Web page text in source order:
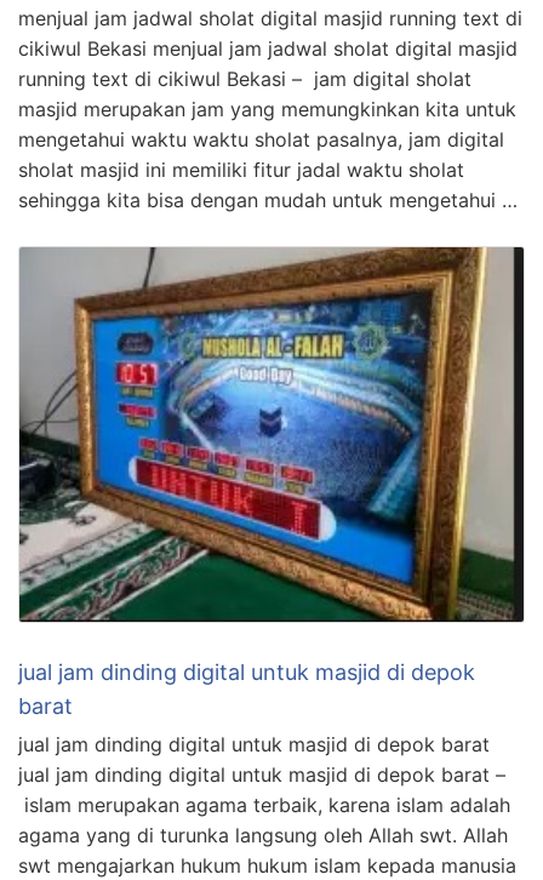
menjual jam jadwal sholat digital masjid running text di
cikiwul Bekasi menjual jam jadwal sholat digital masjid
running text di cikiwul Bekasi – jam digital sholat
masjid merupakan jam yang memungkinkan kita untuk
mengetahui waktu waktu sholat pasalnya, jam digital
sholat masjid ini memiliki fitur jadal waktu sholat
sehingga kita bisa dengan mudah untuk mengetahui …
jual jam dinding digital untuk masjid di depok
barat
jual jam dinding digital untuk masjid di depok barat
jual jam dinding digital untuk masjid di depok barat –
islam merupakan agama terbaik, karena islam adalah
agama yang di turunka langsung oleh Allah swt. Allah
swt mengajarkan hukum hukum islam kepada manusia